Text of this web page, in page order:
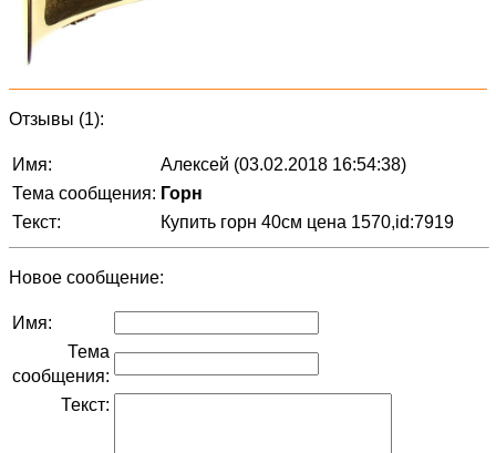
Отзывы (1):
Имя:
Алексей (03.02.2018 16:54:38)
Тема сообщения: Горн
Текст:
Купить горн 40см цена 1570,id:7919
Новое сообщение:
Имя:
Тема
сообщения:
Текст: